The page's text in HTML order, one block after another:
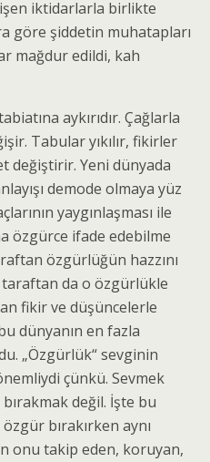
iktidarlarla birlikte
göre şiddetin muhatapları
mağdur edildi, kah
aykırıdır. Çağlarla
Tabular yıkılır, fikirler
değiştirir. Yeni dünyada
demode olmaya yüz
yaygınlaşması ile
özgürce ifade edebilme
özgürlüğün hazzını
da o özgürlükle
fikir ve düşüncelerle
dünyanın en fazla
„Özgürlük“ sevginin
çünkü. Sevmek
değil. İşte bu
bırakırken aynı
onu takip eden, koruyan,